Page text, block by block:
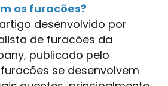
os furacões?
desenvolvido por
de furacões da
publicado pelo
se desenvolvem